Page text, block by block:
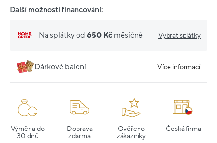
Další možnosti financování:
Na splátky od 650 Kč měsíčně Vybrat splátky
Dárkové balení Více informací
Výměna do
30 dnů
Doprava
zdarma
Ověřeno
zákazníky
Česká firma